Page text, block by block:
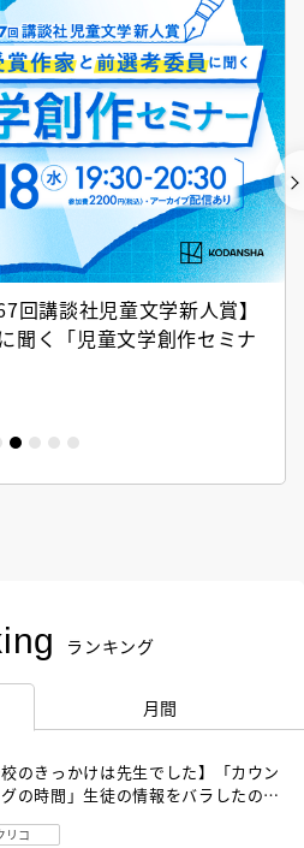
回講談社児童文学新人賞】
聞く「児童文学創作セミナ
ランキング
月間
校のきっかけは先生でした】「カウン
の時間」生徒の情報をバラしたの
リコ